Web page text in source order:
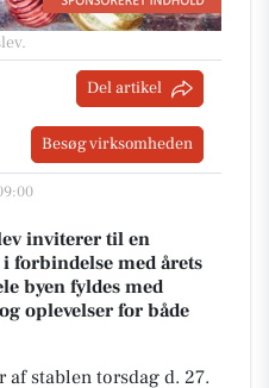
.
Del artikel
Besøg virksomheden
inviterer til en
forbindelse med årets
byen fyldes med
oplevelser for både
stablen torsdag d. 27.